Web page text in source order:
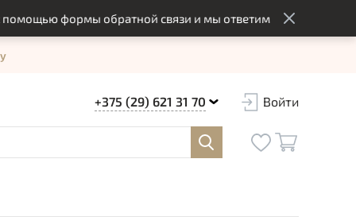
формы обратной связи и мы ответим вам в оптимальный
+375 (29) 621 31 70 Войти